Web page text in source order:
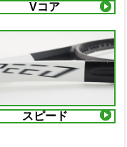
Vコア
スピード